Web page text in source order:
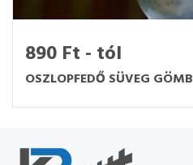
890 Ft - tól
OSZLOPFEDŐ SÜVEG GÖMB